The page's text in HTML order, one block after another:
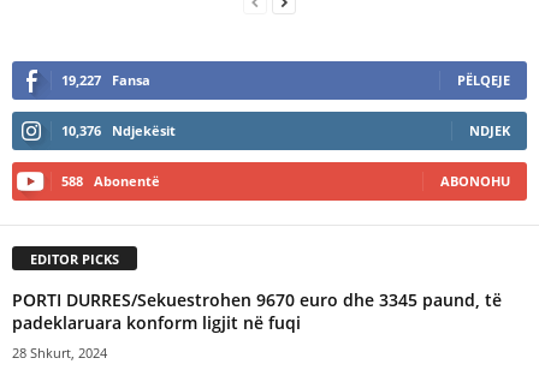
19,227 Fansa PËLQEJE
10,376 Ndjekësit NDJEK
588 Abonentë ABONOHU
EDITOR PICKS
PORTI DURRES/Sekuestrohen 9670 euro dhe 3345 paund, të
padeklaruara konform ligjit në fuqi
28 Shkurt, 2024